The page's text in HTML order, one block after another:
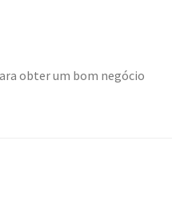
obter um bom negócio